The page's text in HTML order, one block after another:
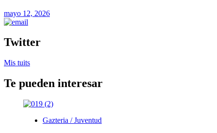
mayo 12, 2026
Twitter
Mis tuits
Te pueden interesar
Gazteria / Juventud